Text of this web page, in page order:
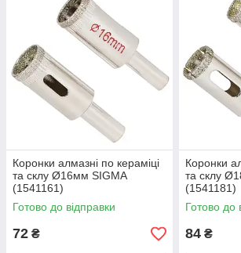
Коронки алмазні по кераміці
та склу Ø16мм SIGMA
(1541161)
Готово до відправки
72 ₴
Коронки
та склу
(1541181)
Готово до
84 ₴